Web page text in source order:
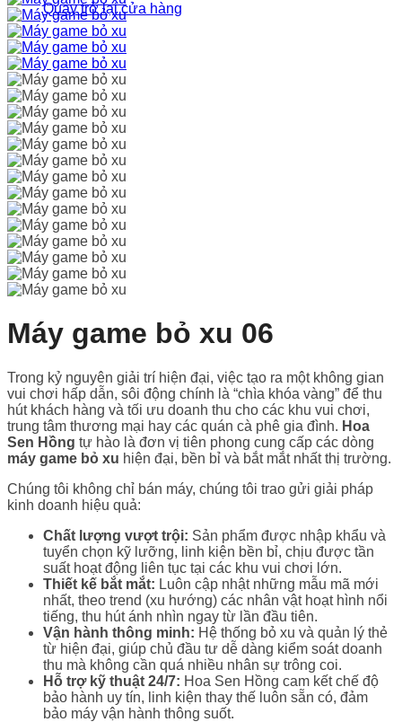
Quay trở lại cửa hàng
Máy game bỏ xu 06
Trong kỷ nguyên giải trí hiện đại, việc tạo ra một không gian
vui chơi hấp dẫn, sôi động chính là “chìa khóa vàng” để thu
hút khách hàng và tối ưu doanh thu cho các khu vui chơi,
trung tâm thương mại hay các quán cà phê gia đình. Hoa
Sen Hồng tự hào là đơn vị tiên phong cung cấp các dòng
máy game bỏ xu hiện đại, bền bỉ và bắt mắt nhất thị trường.
Chúng tôi không chỉ bán máy, chúng tôi trao gửi giải pháp
kinh doanh hiệu quả:
Chất lượng vượt trội: Sản phẩm được nhập khẩu và
tuyển chọn kỹ lưỡng, linh kiện bền bỉ, chịu được tần
suất hoạt động liên tục tại các khu vui chơi lớn.
Thiết kế bắt mắt: Luôn cập nhật những mẫu mã mới
nhất, theo trend (xu hướng) các nhân vật hoạt hình nổi
tiếng, thu hút ánh nhìn ngay từ lần đầu tiên.
Vận hành thông minh: Hệ thống bỏ xu và quản lý thẻ
từ hiện đại, giúp chủ đầu tư dễ dàng kiểm soát doanh
thu mà không cần quá nhiều nhân sự trông coi.
Hỗ trợ kỹ thuật 24/7: Hoa Sen Hồng cam kết chế độ
bảo hành uy tín, linh kiện thay thế luôn sẵn có, đảm
bảo máy vận hành thông suốt.